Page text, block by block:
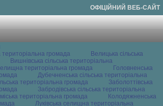
ОФІЦІЙНИЙ ВЕБ-САЙТ
територіальна громада
Велицька сільська
Вишнівська сільська територіальна
територіальна громада
Головненська
Дубечненська сільська територіальна
територіальна громада
Заболоттівська
Забродівська сільська територіальна
територіальна громада
Колодяжненська
Луківська селищна територіальна